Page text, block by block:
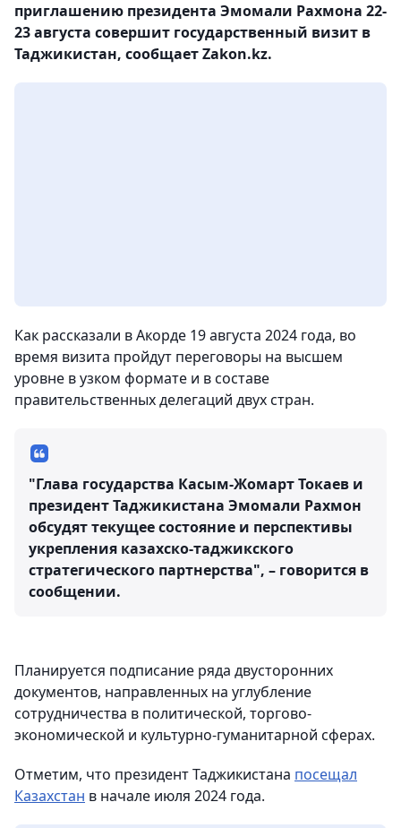
приглашению президента Эмомали Рахмона 22-
23 августа совершит государственный визит в
Таджикистан, сообщает Zakon.kz.
Как рассказали в Акорде 19 августа 2024 года, во
время визита пройдут переговоры на высшем
уровне в узком формате и в составе
правительственных делегаций двух стран.
"Глава государства Касым-Жомарт Токаев и
президент Таджикистана Эмомали Рахмон
обсудят текущее состояние и перспективы
укрепления казахско-таджикского
стратегического партнерства", – говорится в
сообщении.
Планируется подписание ряда двусторонних
документов, направленных на углубление
сотрудничества в политической, торгово-
экономической и культурно-гуманитарной сферах.
Отметим, что президент Таджикистана посещал
Казахстан в начале июля 2024 года.